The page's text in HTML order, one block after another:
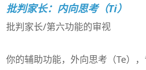
批判家长：内向思考（Ti）
批判家长/第六功能的审视
你的辅助功能，外向思考（Te）